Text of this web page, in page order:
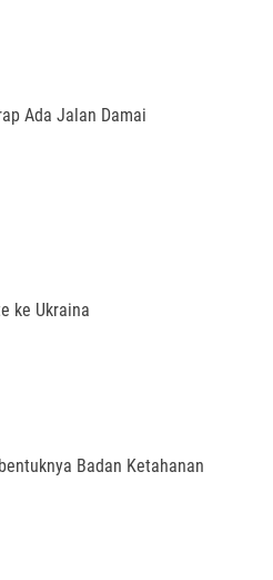
Ada Jalan Damai
ke Ukraina
Badan Ketahanan